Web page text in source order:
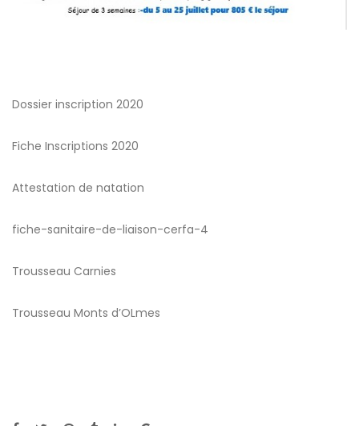
Dossier inscription 2020
Fiche Inscriptions 2020
Attestation de natation
fiche-sanitaire-de-liaison-cerfa-4
Trousseau Carnies
Trousseau Monts d’OLmes